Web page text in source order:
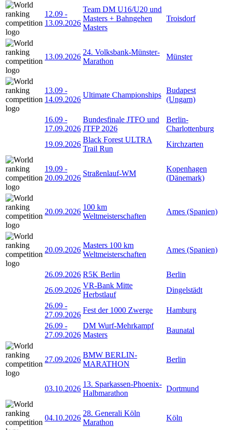
12.09 -
13.09.2026
Team DM U16/U20 und
Masters + Bahngehen
Masters
Troisdorf
13.09.2026
24. Volksbank-Münster-
Marathon
Münster
13.09 -
14.09.2026
Ultimate Championships
Budapest
(Ungarn)
16.09 -
17.09.2026
Bundesfinale JTFO und
JTFP 2026
Berlin-
Charlottenburg
19.09.2026
Black Forest ULTRA
Trail Run
Kirchzarten
19.09 -
20.09.2026
Straßenlauf-WM
Kopenhagen
(Dänemark)
20.09.2026
100 km
Weltmeisterschaften
Ames (Spanien)
20.09.2026
Masters 100 km
Weltmeisterschaften
Ames (Spanien)
26.09.2026 R5K Berlin
Berlin
26.09.2026
VR-Bank Mitte
Herbstlauf
Dingelstädt
26.09 -
27.09.2026
Fest der 1000 Zwerge
Hamburg
26.09 -
27.09.2026
DM Wurf-Mehrkampf
Masters
Baunatal
27.09.2026
BMW BERLIN-
MARATHON
Berlin
03.10.2026
13. Sparkassen-Phoenix-
Halbmarathon
Dortmund
04.10.2026
28. Generali Köln
Marathon
Köln